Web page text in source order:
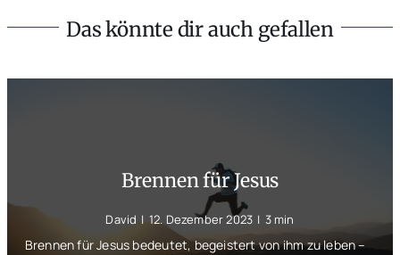
Das könnte dir auch gefallen
Brennen für Jesus
David | 12. Dezember 2023 | 3 min
Brennen für Jesus bedeutet, begeistert von ihm zu leben –